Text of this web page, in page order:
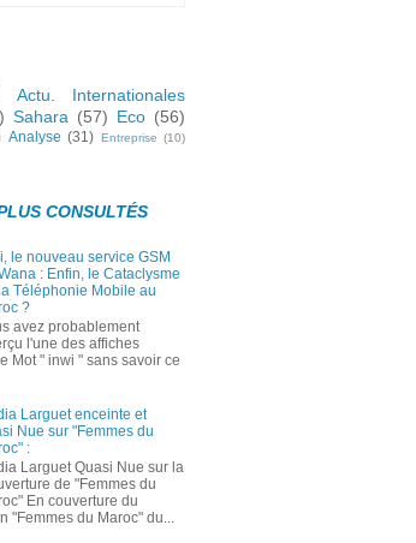
Actu. Internationales
Sahara (57) Eco (56)
Analyse (31) Entreprise (10)
CONSULTÉS
le nouveau service GSM
: Enfin, le Cataclysme
Téléphonie Mobile au
?
avez probablement
l'une des affiches
Mot " inwi " sans savoir ce
Larguet enceinte et
Nue sur "Femmes du
:
Larguet Quasi Nue sur la
de "Femmes du
En couverture du
"Femmes du Maroc" du...